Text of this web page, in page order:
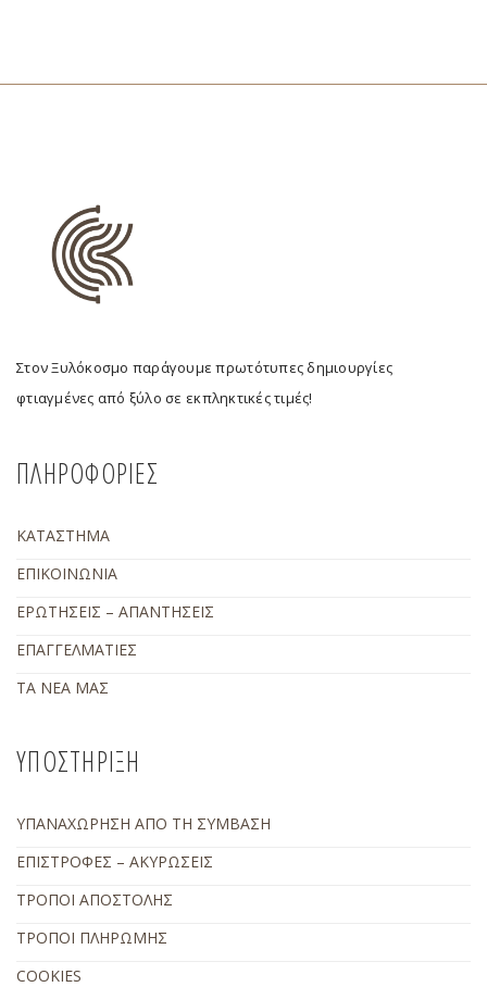
Στον Ξυλόκοσμο παράγουμε πρωτότυπες δημιουργίες
φτιαγμένες από ξύλο σε εκπληκτικές τιμές!
ΠΛΗΡΟΦΟΡΙΕΣ
ΚΑΤΑΣΤΗΜΑ
ΕΠΙΚΟΙΝΩΝΙΑ
ΕΡΩΤΗΣΕΙΣ – ΑΠΑΝΤΗΣΕΙΣ
ΕΠΑΓΓΕΛΜΑΤΙΕΣ
ΤΑ ΝΕΑ ΜΑΣ
ΥΠΟΣΤΗΡΙΞΗ
ΥΠΑΝΑΧΩΡΗΣΗ ΑΠΟ ΤΗ ΣΥΜΒΑΣΗ
ΕΠΙΣΤΡΟΦΕΣ – ΑΚΥΡΩΣΕΙΣ
ΤΡΟΠΟΙ ΑΠΟΣΤΟΛΗΣ
ΤΡΟΠΟΙ ΠΛΗΡΩΜΗΣ
COOKIES